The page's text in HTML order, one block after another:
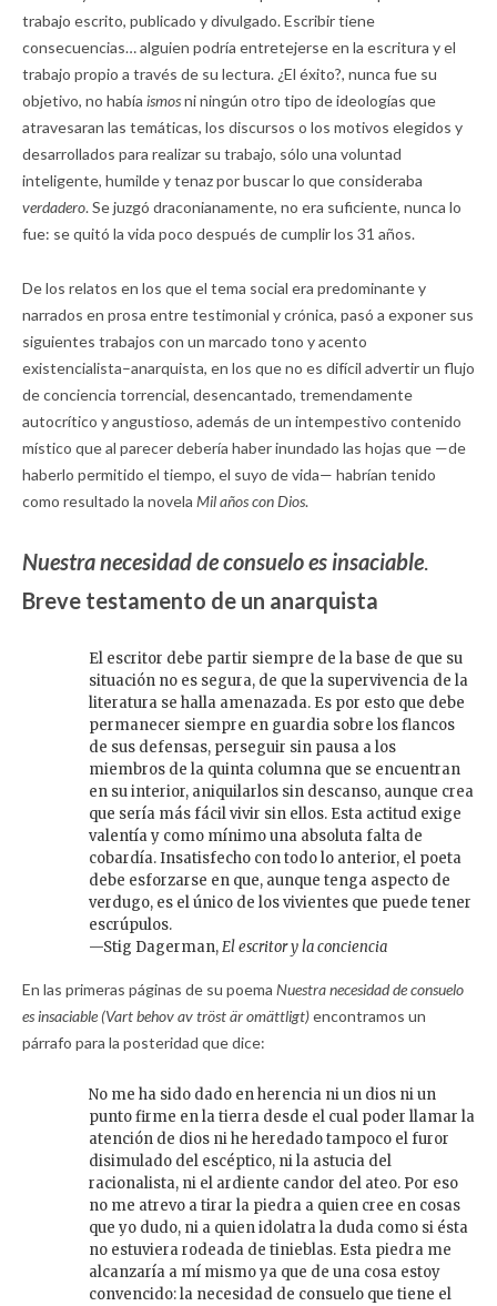
trabajo escrito, publicado y divulgado. Escribir tiene
consecuencias… alguien podría entretejerse en la escritura y el
trabajo propio a través de su lectura. ¿El éxito?, nunca fue su
objetivo, no había ismosni ningún otro tipo de ideologías que
atravesaran las temáticas, los discursos o los motivos elegidos y
desarrollados para realizar su trabajo, sólo una voluntad
inteligente, humilde y tenaz por buscar lo que consideraba
verdadero. Se juzgó draconianamente, no era suficiente, nunca lo
fue: se quitó la vida poco después de cumplir los 31 años.
De los relatos en los que el tema social era predominante y
narrados en prosa entre testimonial y crónica, pasó a exponer sus
siguientes trabajos con un marcado tono y acento
existencialista–anarquista, en los que no es difícil advertir un flujo
de conciencia torrencial, desencantado, tremendamente
autocrítico y angustioso, además de un intempestivo contenido
místico que al parecer debería haber inundado las hojas que —de
haberlo permitido el tiempo, el suyo de vida— habrían tenido
como resultado la novela Mil años con Dios.
Nuestra necesidad de consuelo es insaciable.
Breve testamento de un anarquista
El escritor debe partir siempre de la base de que su
situación no es segura, de que la supervivencia de la
literatura se halla amenazada. Es por esto que debe
permanecer siempre en guardia sobre los flancos
de sus defensas, perseguir sin pausa a los
miembros de la quinta columna que se encuentran
en su interior, aniquilarlos sin descanso, aunque crea
que sería más fácil vivir sin ellos. Esta actitud exige
valentía y como mínimo una absoluta falta de
cobardía. Insatisfecho con todo lo anterior, el poeta
debe esforzarse en que, aunque tenga aspecto de
verdugo, es el único de los vivientes que puede tener
escrúpulos.
—Stig Dagerman,El escritor y la conciencia
En las primeras páginas de su poema Nuestra necesidad de consuelo
es insaciable (Vart behov av tröst är omättligt)encontramos un
párrafo para la posteridad que dice:
No me ha sido dado en herencia ni un dios ni un
punto firme en la tierra desde el cual poder llamar la
atención de dios ni he heredado tampoco el furor
disimulado del escéptico, ni la astucia del
racionalista, ni el ardiente candor del ateo. Por eso
no me atrevo a tirar la piedra a quien cree en cosas
que yo dudo, ni a quien idolatra la duda como si ésta
no estuviera rodeada de tinieblas. Esta piedra me
alcanzaría a mí mismo ya que de una cosa estoy
convencido: la necesidad de consuelo que tiene el